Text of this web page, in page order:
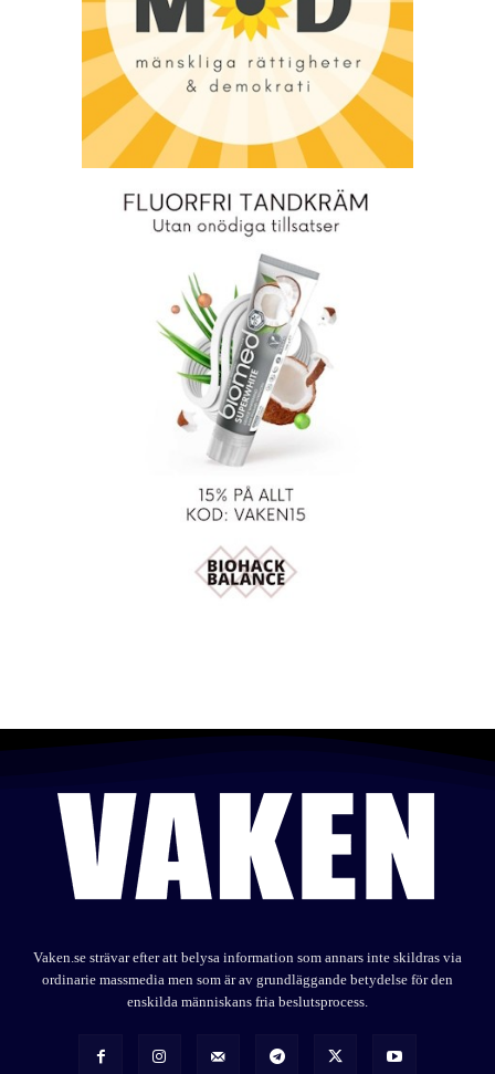
Vaken.se strävar efter att belysa information som annars inte skildras via
ordinarie massmedia men som är av grundläggande betydelse för den
enskilda människans fria beslutsprocess.